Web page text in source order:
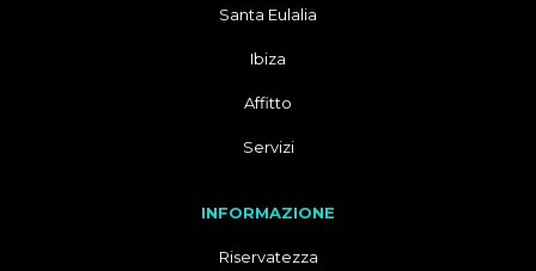
Santa Eulalia
Ibiza
Affitto
Servizi
INFORMAZIONE
Riservatezza